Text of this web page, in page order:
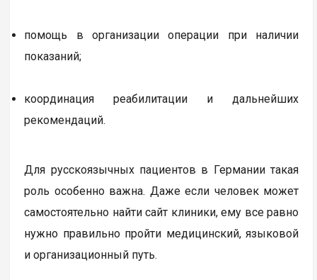
помощь в организации операции при наличии
показаний;
координация реабилитации и дальнейших
рекомендаций.
Для русскоязычных пациентов в Германии такая
роль особенно важна. Даже если человек может
самостоятельно найти сайт клиники, ему все равно
нужно правильно пройти медицинский, языковой
и организационный путь.